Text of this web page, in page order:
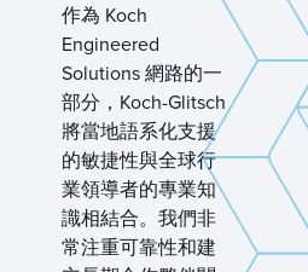
作為 Koch
Engineered
Solutions 網路的一
部分，Koch-Glitsch
將當地語系化支援
的敏捷性與全球行
業領導者的專業知
識相結合。我們非
常注重可靠性和建